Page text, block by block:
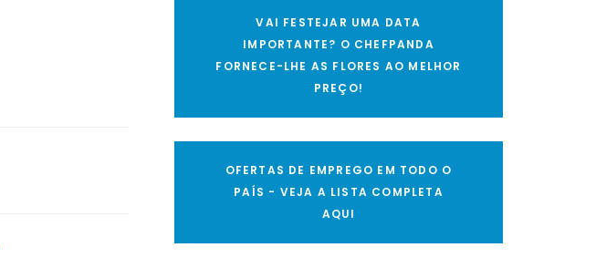
VAI FESTEJAR UMA DATA
IMPORTANTE? O CHEFPANDA
FORNECE-LHE AS FLORES AO MELHOR
PREÇO!
OFERTAS DE EMPREGO EM TODO O
PAÍS - VEJA A LISTA COMPLETA
AQUI